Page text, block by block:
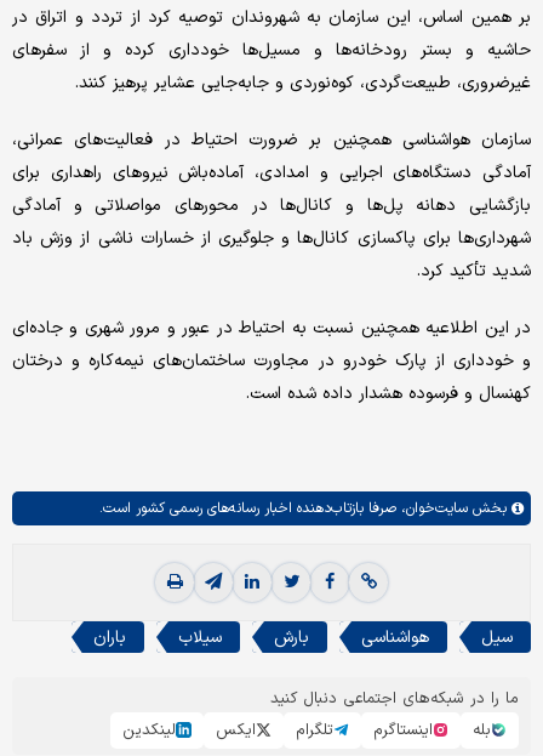
بر همین اساس، این سازمان به شهروندان توصیه کرد از تردد و اتراق در
حاشیه و بستر رودخانه‌ها و مسیل‌ها خودداری کرده و از سفرهای
غیرضروری، طبیعت‌گردی، کوه‌نوردی و جابه‌جایی عشایر پرهیز کنند.
سازمان هواشناسی همچنین بر ضرورت احتیاط در فعالیت‌های عمرانی،
آمادگی دستگاه‌های اجرایی و امدادی، آماده‌باش نیروهای راهداری برای
بازگشایی دهانه پل‌ها و کانال‌ها در محورهای مواصلاتی و آمادگی
شهرداری‌ها برای پاکسازی کانال‌ها و جلوگیری از خسارات ناشی از وزش باد
شدید تأکید کرد.
در این اطلاعیه همچنین نسبت به احتیاط در عبور و مرور شهری و جاده‌ای
و خودداری از پارک خودرو در مجاورت ساختمان‌های نیمه‌کاره و درختان
کهنسال و فرسوده هشدار داده شده است.
بخش سایت‌خوان، صرفا بازتاب‌دهنده اخبار رسانه‌های رسمی کشور است.
سیل هواشناسی بارش سیلاب باران
ما را در شبکه‌های اجتماعی دنبال کنید
بله
اینستاگرم تلگرام ایکس لینکدین